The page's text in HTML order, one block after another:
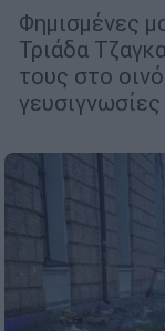
Φημισμένες
Τριάδα
τους στο